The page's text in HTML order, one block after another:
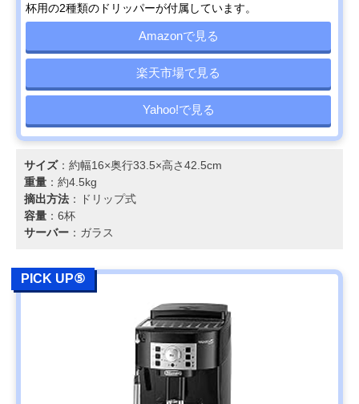
杯用の2種類のドリッパーが付属しています。
Amazonで見る
楽天市場で見る
Yahoo!で見る
サイズ：約幅16×奥行33.5×高さ42.5cm
重量 ：約4.5kg
摘出方法 ：ドリップ式
容量 ：6杯
サーバー ：ガラス
PICK UP⑤